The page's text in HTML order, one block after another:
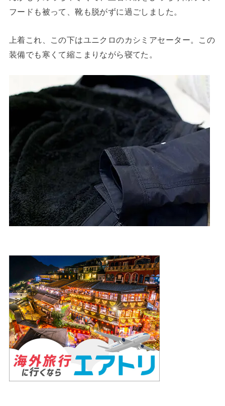
フードも被って、靴も脱がずに過ごしました。
上着これ、この下はユニクロのカシミアセーター。この
装備でも寒くて縮こまりながら寝てた。